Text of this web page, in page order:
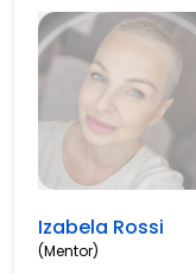
Izabela Rossi
(Mentor)